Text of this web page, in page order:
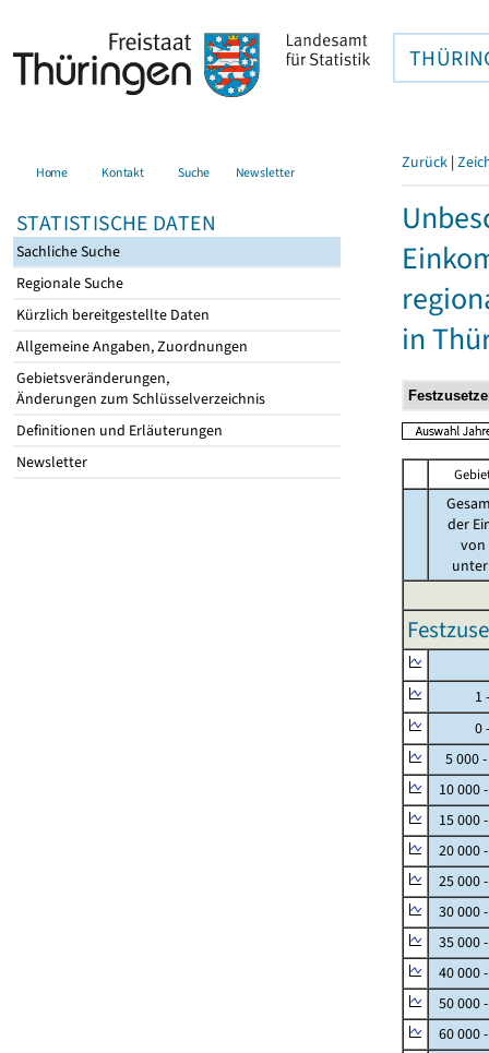
Home Kontakt Suche Newsletter
STATISTISCHE DATEN
Sachliche Suche
Regionale Suche
Kürzlich bereitgestellte Daten
Allgemeine Angaben, Zuordnungen
Gebietsveränderungen,
Änderungen zum Schlüsselverzeichnis
Definitionen und Erläuterungen
Newsletter
Zurück |
in
der
von
unter
1 -
0 -
5 000
10 000
15 000
20 000
25 000
30 000
35 000
40 000
50 000
60 000